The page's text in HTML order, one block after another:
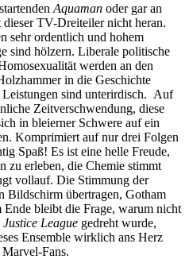
Aquaman oder gar an
TV-Dreiteiler nicht heran.
sehr ordentlich und hohem
sind hölzern. Liberale politische
werden an den
in die Geschichte
Leistungen sind unterirdisch. Auf
Zeitverschwendung, diese
in bleierner Schwere auf ein
Komprimiert auf nur drei Folgen
Spaß! Es ist eine helle Freude,
zu erleben, die Chemie stimmt
vollauf. Die Stimmung der
Bildschirm übertragen, Gotham
bleibt die Frage, warum nicht
Justice League gedreht wurde,
Ensemble wirklich ans Herz
Fans.